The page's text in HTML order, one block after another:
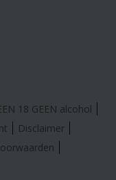
18 GEEN alcohol
Disclaimer